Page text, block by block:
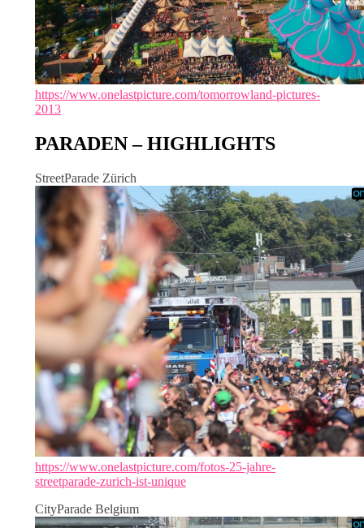
https://www.onelastpicture.com/tomorrowland-pictures-
2013
PARADEN – HIGHLIGHTS
StreetParade Zürich
https://www.onelastpicture.com/fotos-25-jahre-
streetparade-zurich-ist-unique
CityParade Belgium